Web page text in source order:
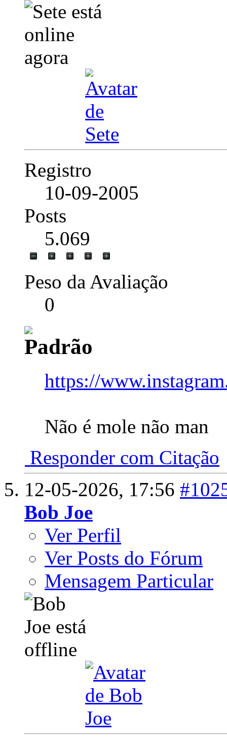
Registro
10-09-2005
Posts
5.069
Peso da Avaliação
0
https://
Não é mole não man
Responder com Citação
12-05-2026, 17:56
Bob Joe
Ver Perfil
Ver Posts do Fórum
Mensagem Particular